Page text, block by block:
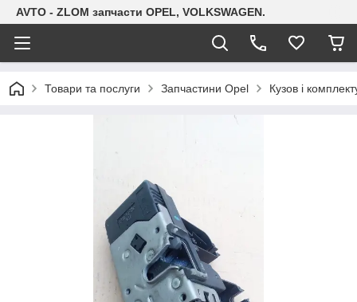
AVTO - ZLOM запчасти OPEL, VOLKSWAGEN.
Товари та послуги Запчастини Opel Кузов і